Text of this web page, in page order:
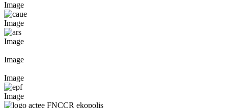
Image
Image
Image
Image
Image
Image